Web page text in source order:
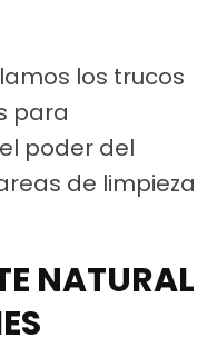
los trucos
para
poder del
de limpieza
NATURAL